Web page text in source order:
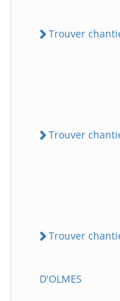
Trouver
Trouver
Trouver
D'OLMES